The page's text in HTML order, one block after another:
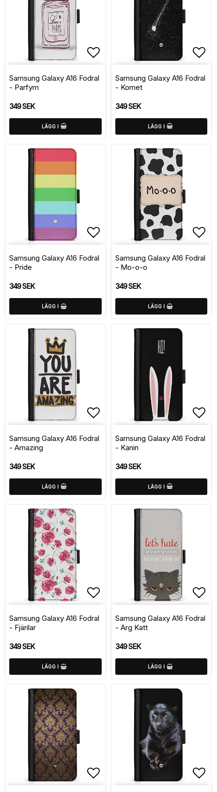
Lägg till i favoritlistan
Samsung Galaxy A16 Fodral
- Parfym
349 SEK
LÄGG I
Samsung Galaxy A16 Fodral
- Komet
349 SEK
LÄGG I
Lägg till i favoritlistan
Samsung Galaxy A16 Fodral
- Pride
349 SEK
LÄGG I
Samsung Galaxy A16 Fodral
- Mo-o-o
349 SEK
LÄGG I
Lägg till i favoritlistan
Samsung Galaxy A16 Fodral
- Amazing
349 SEK
LÄGG I
Samsung Galaxy A16 Fodral
- Kanin
349 SEK
LÄGG I
Lägg till i favoritlistan
Samsung Galaxy A16 Fodral
- Fjärilar
349 SEK
LÄGG I
Samsung Galaxy A16 Fodral
- Arg Katt
349 SEK
LÄGG I